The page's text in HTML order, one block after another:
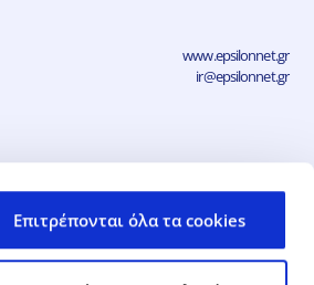
Επιτρέπονται όλα τα cookies
www.epsilonnet.gr
ir@epsilonnet.gr
Δήλωση Απορρήτου και Προστασίας